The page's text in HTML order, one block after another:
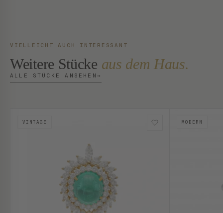
VIELLEICHT AUCH INTERESSANT
Weitere Stücke aus dem Haus.
ALLE STÜCKE ANSEHEN →
VINTAGE MODERN